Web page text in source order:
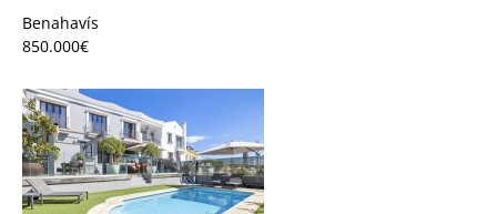
Benahavís
850.000€